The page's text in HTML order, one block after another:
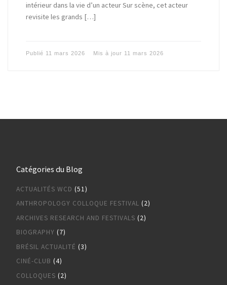
intérieur dans la vie d’un acteur Sur scène, cet acteur
revisite les grands […]
Publié 11 mars 2026 Mis à jour 11 mars 2026
Catégories du Blog
ACTUALITÉS WCD (51)
ANTHROPOLOGY COLLOQUE FESTIVAL (2)
ARCHIVES RESEARCH AND FESTIVALS (2)
BIOGRAPHY (7)
BRÉSIL ACTUALITÉ (3)
CINÉ-CLUB (4)
COLLOQUES (2)